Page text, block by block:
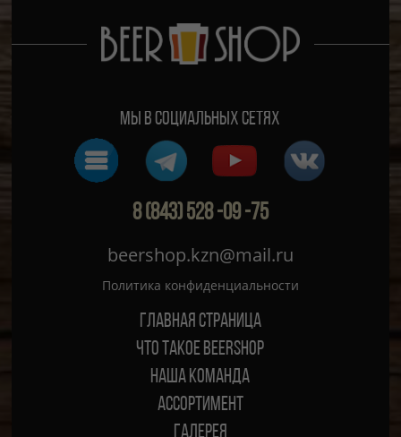
Мы в социальных сетях
8 (843) 528 -09 -75
beershop.kzn@mail.ru
Политика конфиденциальности
Главная страница
ЧТО ТАКОЕ BEERSHOP
Наша команда
Ассортимент